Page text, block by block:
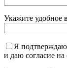
Укажите удобное
Я подтверждаю
и даю согласие